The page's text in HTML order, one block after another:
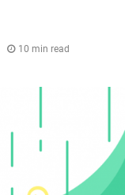
10 min read